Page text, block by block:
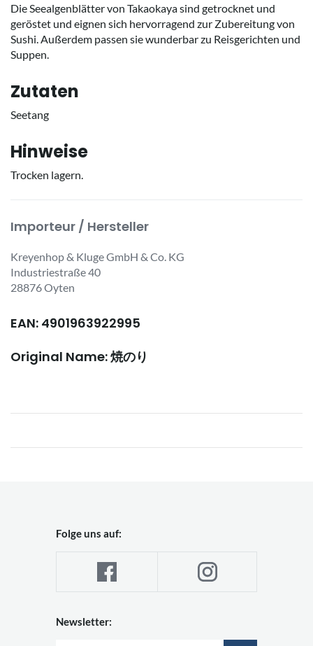
Die Seealgenblätter von Takaokaya sind getrocknet und
geröstet und eignen sich hervorragend zur Zubereitung von
Sushi. Außerdem passen sie wunderbar zu Reisgerichten und
Suppen.
Zutaten
Seetang
Hinweise
Trocken lagern.
Importeur / Hersteller
Kreyenhop & Kluge GmbH & Co. KG
Industriestraße 40
28876 Oyten
EAN: 4901963922995
Original Name: 焼のり
Folge uns auf:
Newsletter: